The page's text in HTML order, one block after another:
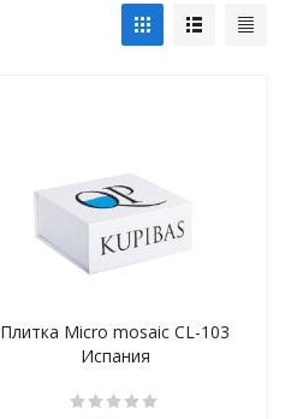
Плитка Micro mosaic CL-103
Испания